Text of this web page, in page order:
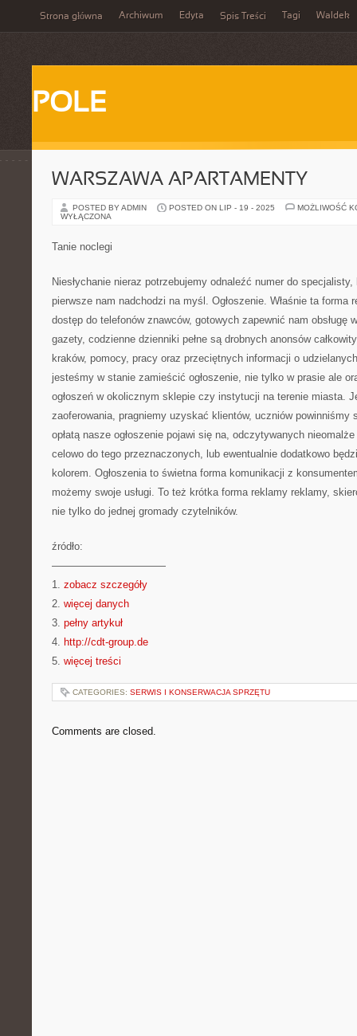
Strona główna Archiwum Edyta Spis Treści Tagi Waldek
POLE
WARSZAWA APARTAMENTY
POSTED BY ADMIN POSTED ON LIP - 19 - 2025
MOŻLIWOŚĆ
WYŁĄCZONA
Tanie noclegi
Niesłychanie nieraz potrzebujemy odnaleźć numer do
pierwsze nam nadchodzi na myśl. Ogłoszenie. Właśnie ta forma
dostęp do telefonów znawców, gotowych zapewnić nam obsługę
gazety, codzienne dzienniki pełne są drobnych anonsów
kraków, pomocy, pracy oraz przeciętnych informacji o
jesteśmy w stanie zamieścić ogłoszenie, nie tylko w prasie ale
ogłoszeń w okolicznym sklepie czy instytucji na terenie miasta.
zaoferowania, pragniemy uzyskać klientów, uczniów powinniśmy
opłatą nasze ogłoszenie pojawi się na, odczytywanych
celowo do tego przeznaczonych, lub ewentualnie dodatkowo
kolorem. Ogłoszenia to świetna forma komunikacji z
możemy swoje usługi. To też krótka forma reklamy reklamy,
nie tylko do jednej gromady czytelników.
źródło:
———————————
1. zobacz szczegóły
2. więcej danych
3. pełny artykuł
4. http://cdt-group.de
5. więcej treści
CATEGORIES: SERWIS I KONSERWACJA SPRZĘTU
Comments are closed.